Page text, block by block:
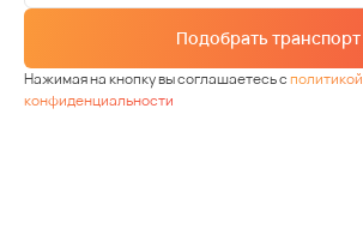
Подобрать транспорт
Нажимая на кнопку вы соглашаетесь сполитикой
конфиденциальности